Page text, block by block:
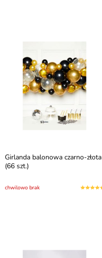
Girlanda balonowa czarno-złota
(66 szt.)
chwilowo brak